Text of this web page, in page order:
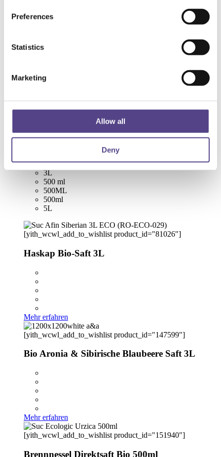
Preferences
Statistics
Marketing
Allow all
Deny
Honigcreme
Neuheiten
120 mg
1L
200 g
200G
220g
330ml
3L
500 ml
500ML
500ml
5L
[yith_wcwl_add_to_wishlist product_id="81026"]
Haskap Bio-Saft 3L
Mehr erfahren
[yith_wcwl_add_to_wishlist product_id="147599"]
Bio Aronia & Sibirische Blaubeere Saft 3L
Mehr erfahren
[yith_wcwl_add_to_wishlist product_id="151940"]
Brennnessel Direktsaft Bio 500ml